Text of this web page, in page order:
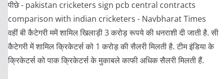
वहीं बी कैटेगरी ममें शामिल खिलाड़ी 3 करोड़ रूपये की धनराशी दी जाती है. सी
कैटेगरी में शामिल क्रिकेटर्स को 1 करोड़ की सैलरी मिलती है. टीम इंडिया के
क्रिकेटर्स को पाक क्रिकेटर्स के मुकाबले काफी अधिक सैलरी मिलती हैं.